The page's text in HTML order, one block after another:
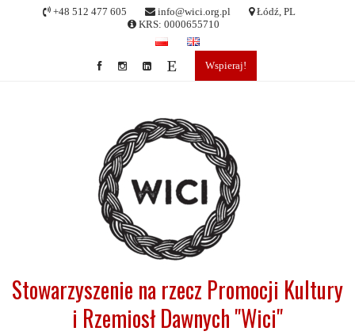
+48 512 477 605 info@wici.org.pl
Łódź, PL
KRS: 0000655710
Wspieraj!
Stowarzyszenie na rzecz Promocji Kultury
i Rzemiosł Dawnych "Wici"